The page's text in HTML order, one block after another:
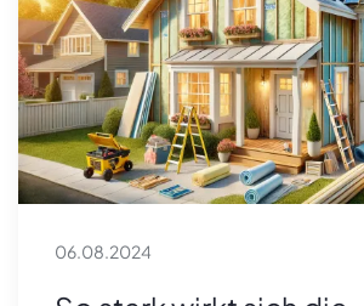
06.08.2024